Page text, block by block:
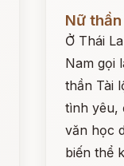
Nữ
Ở Thái
Nam gọi
thần Tài
tình yêu,
văn học
biến thể